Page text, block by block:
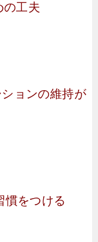
の工夫
ョンの維持が
をつける